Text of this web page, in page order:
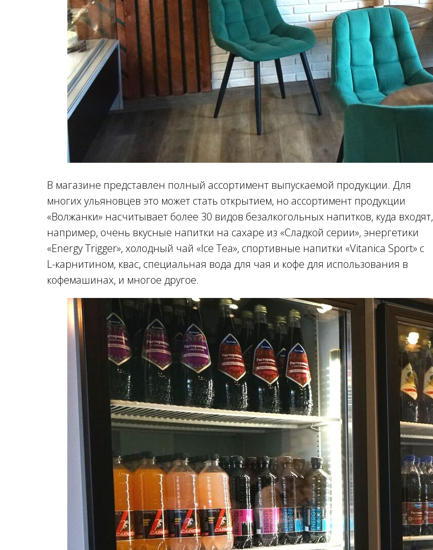
В магазине представлен полный ассортимент выпускаемой продукции. Для
многих ульяновцев это может стать открытием, но ассортимент продукции
«Волжанки» насчитывает более 30 видов безалкогольных напитков, куда входят,
например, очень вкусные напитки на сахаре из «Сладкой серии», энергетики
«Energy Trigger», холодный чай «Ice Tea», спортивные напитки «Vitanica Sport» с
L-карнитином, квас, специальная вода для чая и кофе для использования в
кофемашинах, и многое другое.